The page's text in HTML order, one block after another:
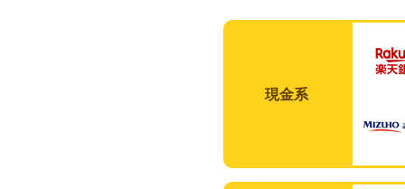
現金系